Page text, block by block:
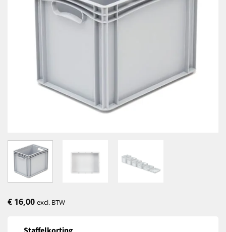
€ 16,00 excl. BTW